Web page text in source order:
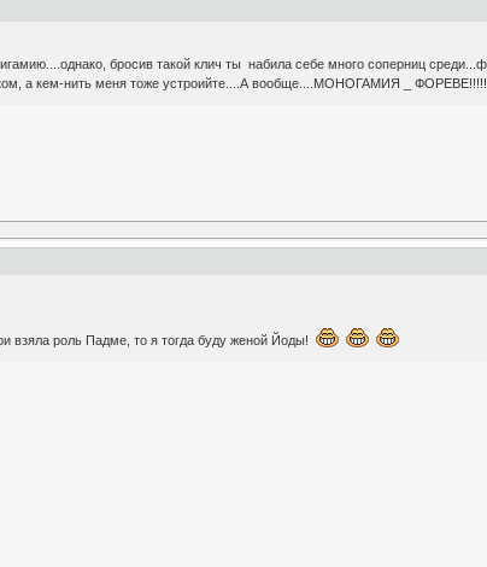
бросив такой клич ты набила себе много соперниц
а кем-нить меня тоже устроийте....А вообще....МОНОГАМИЯ _
взяла роль Падме, то я тогда буду женой Йоды!